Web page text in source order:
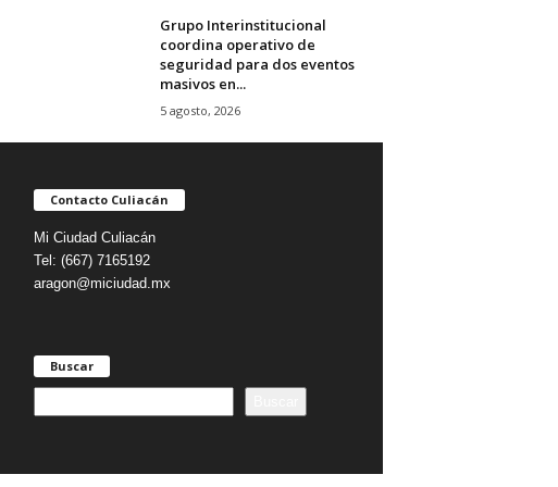
Grupo Interinstitucional
coordina operativo de
seguridad para dos eventos
masivos en...
5 agosto, 2026
Contacto Culiacán
Mi Ciudad Culiacán
Tel: (667) 7165192
aragon@miciudad.mx
Buscar
u